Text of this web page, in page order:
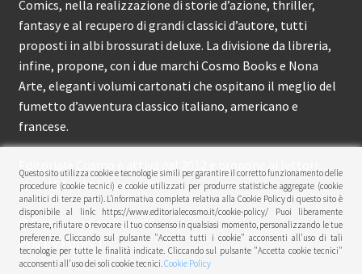
Comics, nella realizzazione di storie d’azione, thriller,
fantasy e al recupero di grandi classici d’autore, tutti
proposti in albi brossurati deluxe. La divisione da libreria,
infine, propone, con i due marchi Cosmo Books e Nona
Arte, eleganti volumi cartonati che ospitano il meglio del
fumetto d’avventura classico italiano, americano e
francese.
circa 150 pubblicazioni l’anno.
© Editoriale Cosmo 2026
Privacy Policy
Questo sito utilizza cookie e tecnologie simili per garantire il corretto funzionamento delle
procedure (cookie tecnici) e cookie utilizzati per produrre statistiche aggregate (cookie
analitici di terze parti). L’informativa completa relativa alla Cookie Policy di questo sito è
disponibile al link: https://www.editorialecosmo.it/cookie-policy/ Puoi liberamente
prestare, rifiutare o revocare il tuo consenso in qualsiasi momento, personalizzando le tue
preferenze. Cliccando sul pulsante "Accetta tutti i cookie" acconsenti all'uso di tali
tecnologie per tutte le finalità indicate. Cliccando sul pulsante "Accetta cookie tecnici"
acconsenti all'uso dei soli cookie tecnici.Cookie Policy